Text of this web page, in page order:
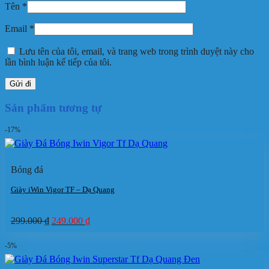
Tên *
Email *
Lưu tên của tôi, email, và trang web trong trình duyệt này cho
lần bình luận kế tiếp của tôi.
Sản phẩm tương tự
-17%
Bóng đá
Giày iWin Vigor TF – Dạ Quang
299.000₫ Giá
249.000 ₫Giá
249.000 ₫.
-5%